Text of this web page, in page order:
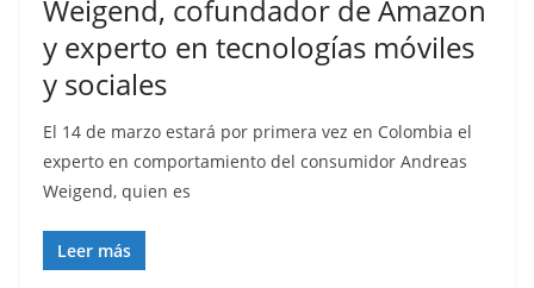
Weigend, cofundador de Amazon
y experto en tecnologías móviles
y sociales
El 14 de marzo estará por primera vez en Colombia el
experto en comportamiento del consumidor Andreas
Weigend, quien es
Leer más